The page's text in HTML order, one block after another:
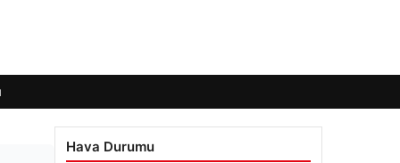
Hava Durumu